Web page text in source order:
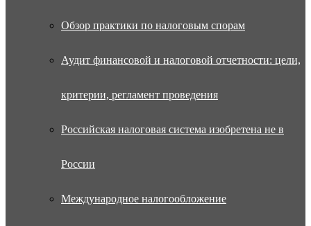
Обзор практики по налоговым спорам
Аудит финансовой и налоговой отчетности: цели,
критерии, регламент проведения
Российская налоговая система изобретена не в
России
Международное налогообложение